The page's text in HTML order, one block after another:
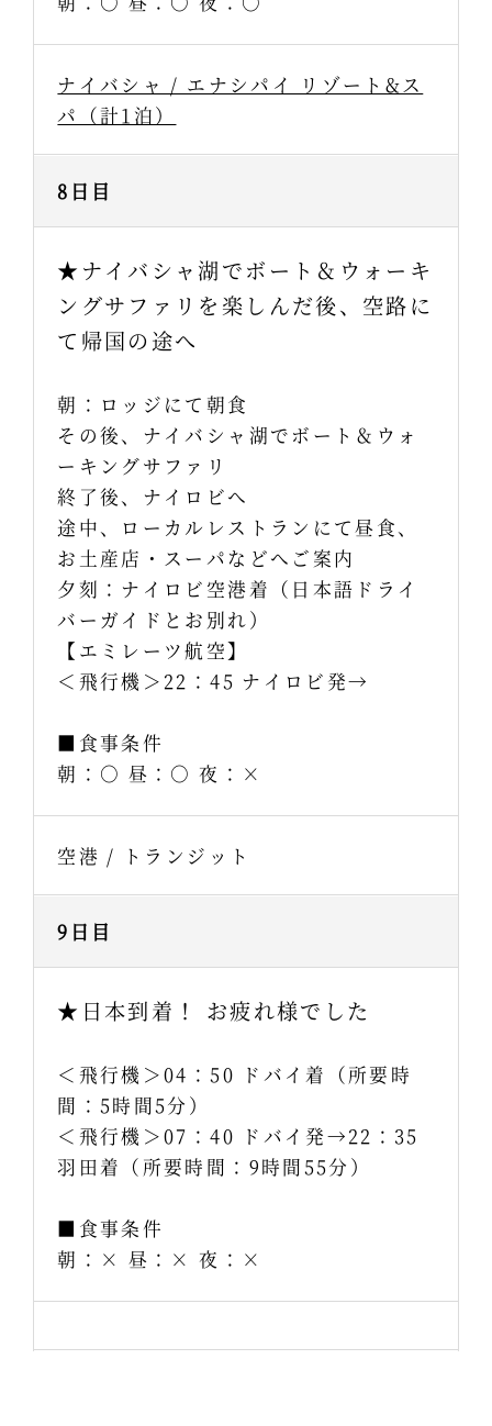
ナイバシャ / エナシパイ リゾート&ス
パ（計1泊）
8日目
★ナイバシャ湖でボート＆ウォーキ
ングサファリを楽しんだ後、空路に
て帰国の途へ
朝：ロッジにて朝食
その後、ナイバシャ湖でボート＆ウォ
ーキングサファリ
終了後、ナイロビへ
途中、ローカルレストランにて昼食、
お土産店・スーパなどへご案内
夕刻：ナイロビ空港着（日本語ドライ
バーガイドとお別れ）
【エミレーツ航空】
＜飛行機＞22：45 ナイロビ発→
■食事条件
朝：○ 昼：○ 夜：×
空港 / トランジット
9日目
★日本到着！ お疲れ様でした
＜飛行機＞04：50 ドバイ着（所要時
間：5時間5分）
＜飛行機＞07：40 ドバイ発→22：35
羽田着（所要時間：9時間55分）
■食事条件
朝：× 昼：× 夜：×